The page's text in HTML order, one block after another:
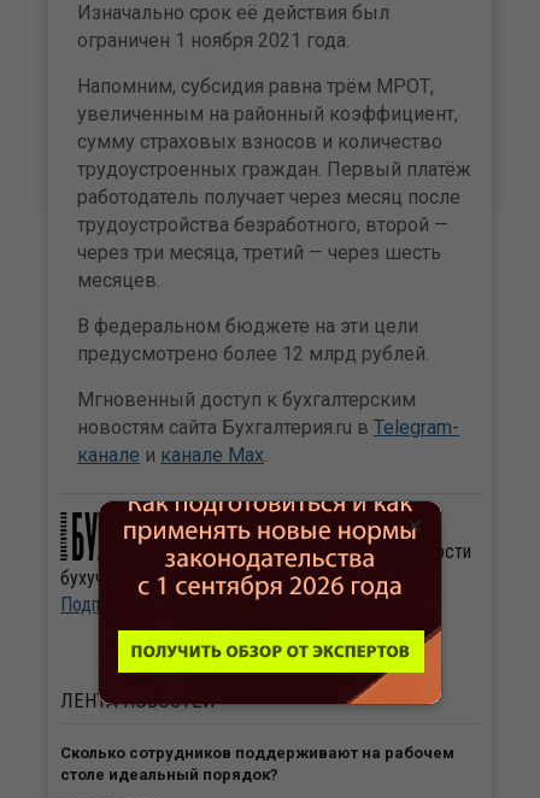
Изначально срок её действия был
ограничен 1 ноября 2021 года.
Напомним, субсидия равна трём МРОТ,
увеличенным на районный коэффициент,
сумму страховых взносов и количество
трудоустроенных граждан. Первый платёж
работодатель получает через месяц после
трудоустройства безработного, второй —
через три месяца, третий — через шесть
месяцев.
В федеральном бюджете на эти цели
предусмотрено более 12 млрд рублей.
Мгновенный доступ к бухгалтерским
новостям сайта Бухгалтерия.ru в Telegram-
канале и канале Max.
Журнал «Практическая
бухгалтерия». Свежие новости
бухучета и налогообложения ежедневно.
Подписаться
ЛЕНТАНОВОСТЕЙ
Сколько сотрудников поддерживают на рабочем
столе идеальный порядок?
×